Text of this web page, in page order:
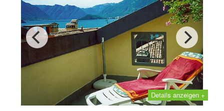
Details anzeigen +